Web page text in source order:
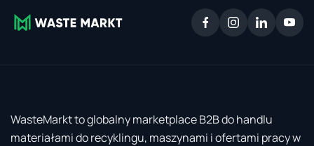
WasteMarkt to globalny marketplace B2B do handlu
materiałami do recyklingu, maszynami i ofertami pracy w